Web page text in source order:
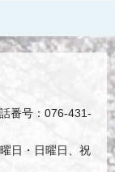
番号：076-431-
日・日曜日、祝